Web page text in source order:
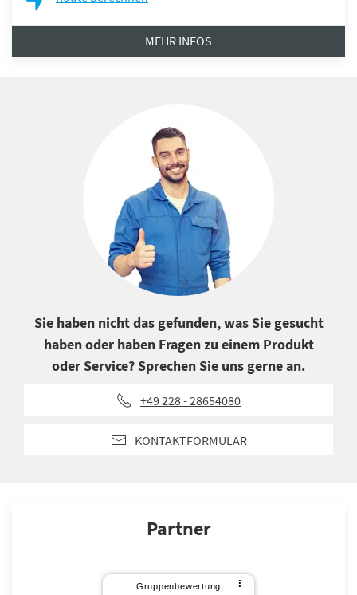
MEHR INFOS
Sie haben nicht das gefunden, was Sie gesucht
haben oder haben Fragen zu einem Produkt
oder Service? Sprechen Sie uns gerne an.
+49 228 - 28654080
KONTAKTFORMULAR
Partner